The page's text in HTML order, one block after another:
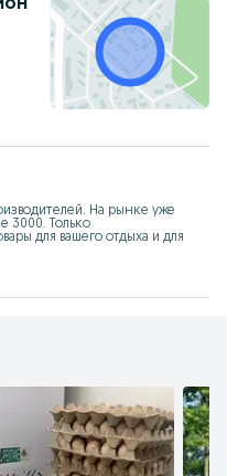
На рынке уже
3000. Только
для вашего отдыха и для